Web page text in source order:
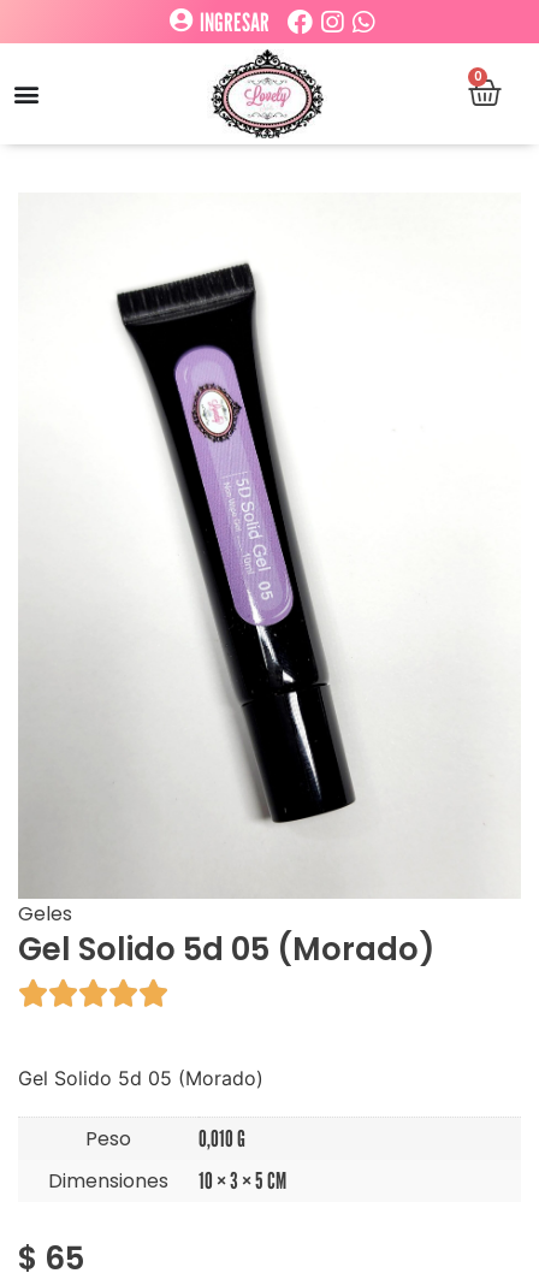
INGRESAR
0
Geles
Gel Solido 5d 05 (Morado)

Gel Solido 5d 05 (Morado)
Peso 0,010 G
Dimensiones 10 × 3 × 5 CM
$ 65